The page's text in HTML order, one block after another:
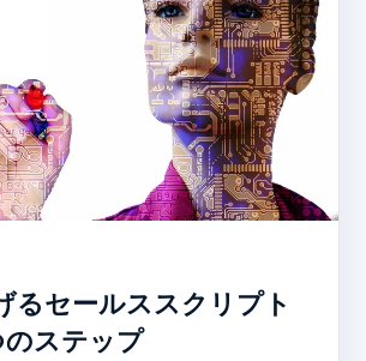
るセールススクリプト
のステップ